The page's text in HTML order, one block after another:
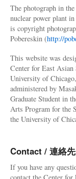
The photograph in
nuclear power plant
is copyright
Pobereskin (http://
This website was
Center for East Asian
University of
administered by
Graduate Student in
Arts Program for the
the University of
Contact / 連絡先
If you have any